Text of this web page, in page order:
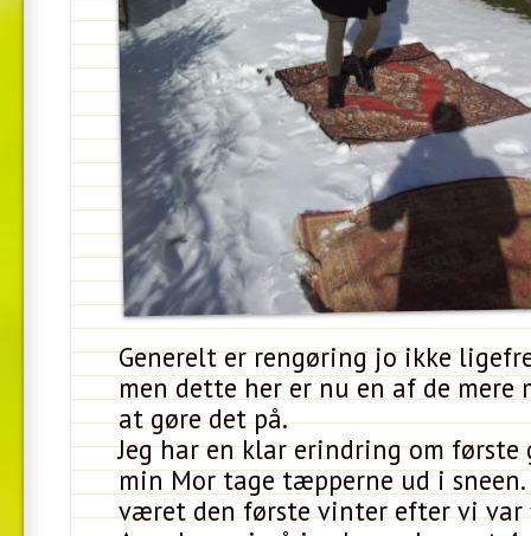
Generelt er rengøring jo ikke
men dette her er nu en af de mere
at gøre det på.
Jeg har en klar erindring om første
min Mor tage tæpperne ud i
været den første vinter efter vi